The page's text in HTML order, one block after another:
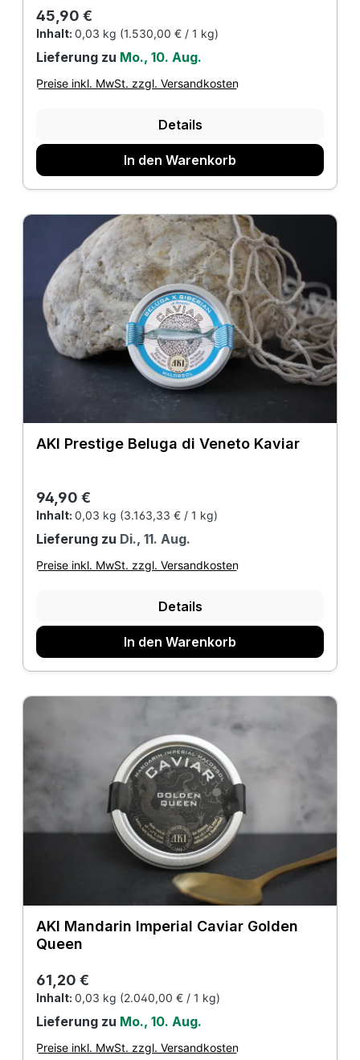
Regulärer Preis:
45,90 €
Inhalt: 0,03 kg (1.530,00 € / 1 kg)
Lieferung zu Mo., 10. Aug.
Preise inkl. MwSt. zzgl. Versandkosten
Details
In den Warenkorb
AKI Prestige Beluga di Veneto Kaviar
Regulärer Preis:
94,90 €
Inhalt: 0,03 kg (3.163,33 € / 1 kg)
Lieferung zu Di., 11. Aug.
Preise inkl. MwSt. zzgl. Versandkosten
Details
In den Warenkorb
AKI Mandarin Imperial Caviar Golden
Queen
Regulärer Preis:
61,20 €
Inhalt: 0,03 kg (2.040,00 € / 1 kg)
Lieferung zu Mo., 10. Aug.
Preise inkl. MwSt. zzgl. Versandkosten